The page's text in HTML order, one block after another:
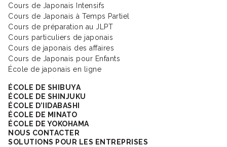
Cours de Japonais Intensifs
Cours de Japonais à Temps Partiel
Cours de préparation au JLPT
Cours particuliers de japonais
Cours de japonais des affaires
Cours de Japonais pour Enfants
École de japonais en ligne
ÉCOLE DE SHIBUYA
ÉCOLE DE SHINJUKU
ÉCOLE D’IIDABASHI
ÉCOLE DE MINATO
ÉCOLE DE YOKOHAMA
NOUS CONTACTER
SOLUTIONS POUR LES ENTREPRISES